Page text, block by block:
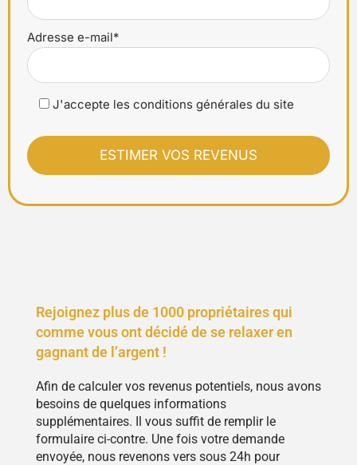
Rejoignez plus de 1000 propriétaires qui
comme vous ont décidé de se relaxer en
gagnant de l’argent !
Afin de calculer vos revenus potentiels, nous avons
besoins de quelques informations
supplémentaires. Il vous suffit de remplir le
formulaire ci-contre. Une fois votre demande
envoyée, nous revenons vers sous 24h pour
Adresse e-mail*
J'accepte les conditions générales du site